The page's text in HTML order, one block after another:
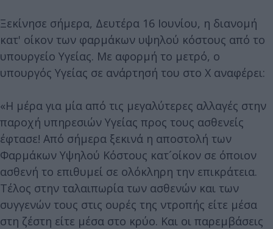
Ξεκίνησε σήμερα, Δευτέρα 16 Ιουνίου, η διανομή
κατ' οίκον των φαρμάκων υψηλού κόστους από το
υπουργείο Υγείας. Με αφορμή το μετρό, ο
υπουργός Υγείας σε ανάρτησή του στο X αναφέρει:
«Η μέρα για μία από τις μεγαλύτερες αλλαγές στην
παροχή υπηρεσιών Υγείας προς τους ασθενείς
έφτασε! Από σήμερα ξεκινά η αποστολή των
Φαρμάκων Υψηλού Κόστους κατ´οίκον σε όποιον
ασθενή το επιθυμεί σε ολόκληρη την επικράτεια.
Τέλος στην ταλαιπωρία των ασθενών και των
συγγενών τους στις ουρές της ντροπής είτε μέσα
στη ζέστη είτε μέσα στο κρύο. Και οι παρεμβάσεις